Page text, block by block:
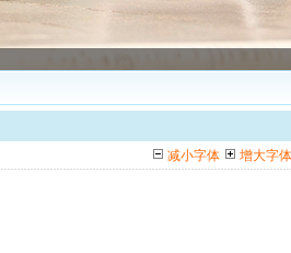
减小字体 增大字体